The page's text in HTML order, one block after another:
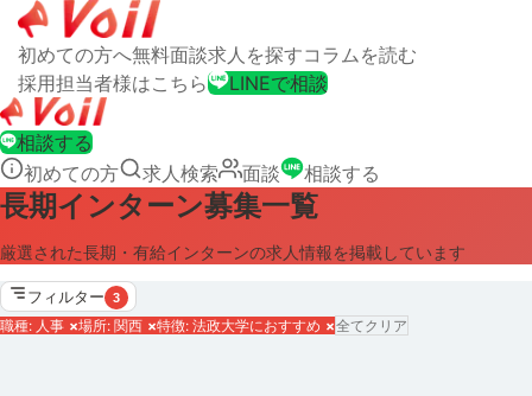
初めての方へ無料面談求人を探すコラムを読む
採用担当者様はこちら
LINEで相談
相談する
初めての方
求人検索 面談 相談する
長期インターン募集一覧
厳選された長期・有給インターンの求人情報を掲載しています
フィルター 3
職種: 人事 ×場所: 関西 ×特徴: 法政大学におすすめ ×全てクリア